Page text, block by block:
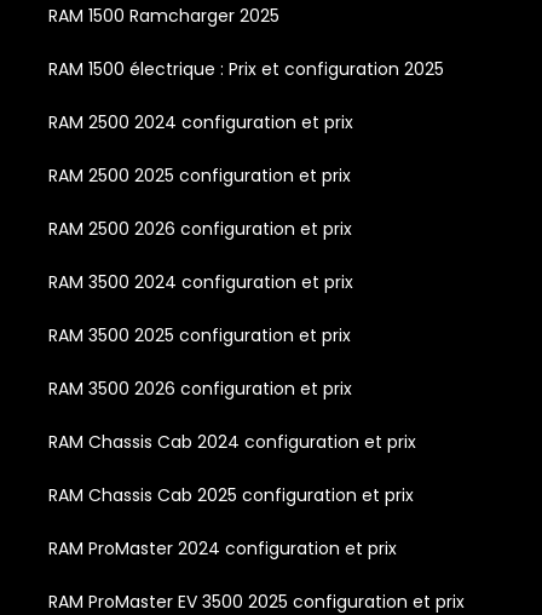
RAM 1500 Ramcharger 2025
RAM 1500 électrique : Prix et configuration 2025
RAM 2500 2024 configuration et prix
RAM 2500 2025 configuration et prix
RAM 2500 2026 configuration et prix
RAM 3500 2024 configuration et prix
RAM 3500 2025 configuration et prix
RAM 3500 2026 configuration et prix
RAM Chassis Cab 2024 configuration et prix
RAM Chassis Cab 2025 configuration et prix
RAM ProMaster 2024 configuration et prix
RAM ProMaster EV 3500 2025 configuration et prix